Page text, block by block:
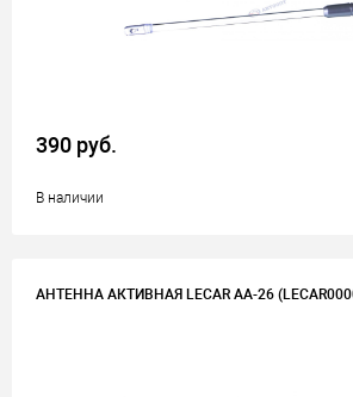
390 руб.
В наличии
АНТЕННА АКТИВНАЯ LECAR AA-26